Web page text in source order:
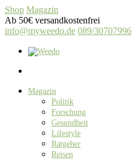
Shop Magazin
Ab 50€ versandkostenfrei
info@myweedo.de 089/30707996
Magazin
Politik
Forschung
Gesundheit
Lifestyle
Ratgeber
Reisen